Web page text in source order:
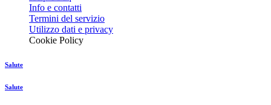
Info e contatti
Termini del servizio
Utilizzo dati e privacy
Cookie Policy
Salute
Salute